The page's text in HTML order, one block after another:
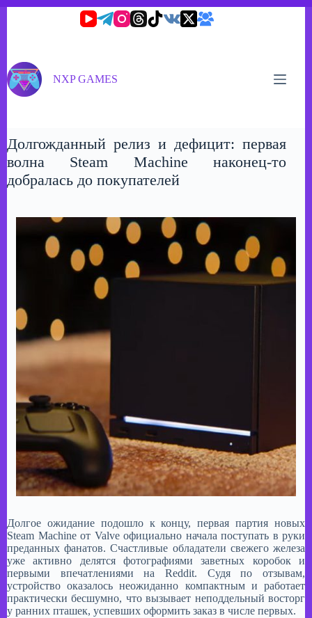
NXP GAMES
Долгожданный релиз и дефицит: первая
волна Steam Machine наконец-то
добралась до покупателей
Долгое ожидание подошло к концу, первая партия новых
Steam Machine от Valve официально начала поступать в руки
преданных фанатов. Счастливые обладатели свежего железа
уже активно делятся фотографиями заветных коробок и
первыми впечатлениями на Reddit. Судя по отзывам,
устройство оказалось неожиданно компактным и работает
практически бесшумно, что вызывает неподдельный восторг
у ранних пташек, успевших оформить заказ в числе первых. ​